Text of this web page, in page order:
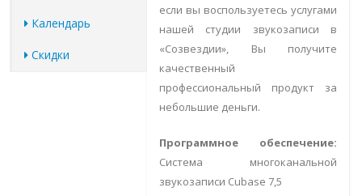
Календарь
Скидки
если вы воспользуетесь услугами
нашей студии звукозаписи в
«Созвездии», Вы получите
качественный
профессиональный продукт за
небольшие деньги.
Программное обеспечение:
Система многоканальной
звукозаписи Cubase 7,5